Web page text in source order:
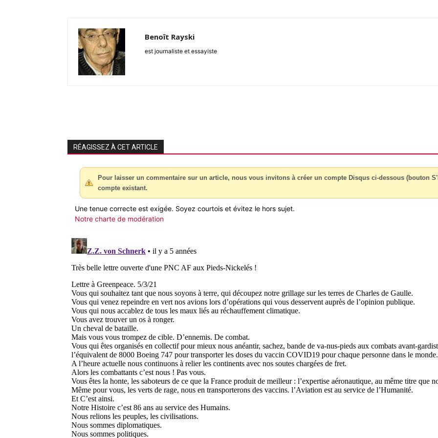
Benoît Rayski
est journaliste et essayiste
RÉAGISSEZ À CET ARTICLE
Pour laisser un commentaire sur un article, nous vous invitons à créer un compte Disqus ci-dessous (bouton
compte existant.
Une tenue correcte est exigée. Soyez courtois et évitez le hors sujet.
Notre charte de modération